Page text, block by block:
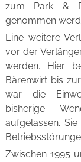
zum Park &
genommen
Eine weitere
vor der
werden. Hier
Bärenwirt bis
war die
bisherige
aufgelassen.
Zwischen 1995